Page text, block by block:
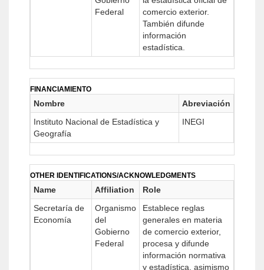
Federal
comercio exterior.
También difunde
información
estadística.
FINANCIAMIENTO
Nombre
Abreviación
Instituto Nacional de Estadística y
Geografía
INEGI
OTHER IDENTIFICATIONS/ACKNOWLEDGMENTS
Name Affiliation
Role
Secretaría de
Economía
Organismo
del
Gobierno
Federal
Establece reglas
generales en materia
de comercio exterior,
procesa y difunde
información normativa
y estadística, asimismo